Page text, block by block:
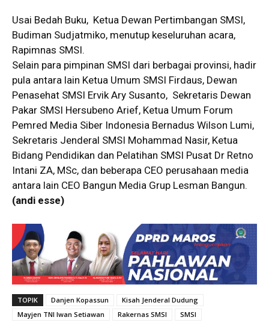
Usai Bedah Buku, Ketua Dewan Pertimbangan SMSI,
Budiman Sudjatmiko, menutup keseluruhan acara,
Rapimnas SMSI.
Selain para pimpinan SMSI dari berbagai provinsi, hadir
pula antara lain Ketua Umum SMSI Firdaus, Dewan
Penasehat SMSI Ervik Ary Susanto, Sekretaris Dewan
Pakar SMSI Hersubeno Arief, Ketua Umum Forum
Pemred Media Siber Indonesia Bernadus Wilson Lumi,
Sekretaris Jenderal SMSI Mohammad Nasir, Ketua
Bidang Pendidikan dan Pelatihan SMSI Pusat Dr Retno
Intani ZA, MSc, dan beberapa CEO perusahaan media
antara lain CEO Bangun Media Grup Lesman Bangun.
(andi esse)
TOPIK Danjen Kopassun
Kisah Jenderal Dudung
Mayjen TNI Iwan Setiawan
Rakernas SMSI SMSI